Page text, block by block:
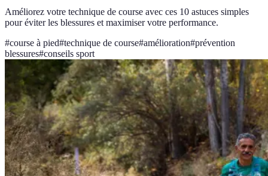
Améliorez votre technique de course avec ces 10 astuces simples
pour éviter les blessures et maximiser votre performance.
#course à pied#technique de course#amélioration#prévention
blessures#conseils sport